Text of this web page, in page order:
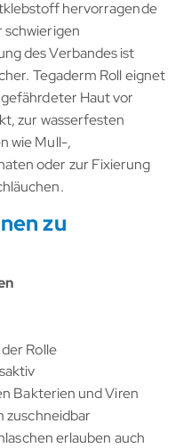
hervorragende
schwierigen
des Verbandes ist
Tegaderm Roll eignet
Haut vor
zur wasserfesten
wie Mull-,
oder zur Fixierung
zu
Rolle
Bakterien und Viren
zuschneidbar
erlauben auch